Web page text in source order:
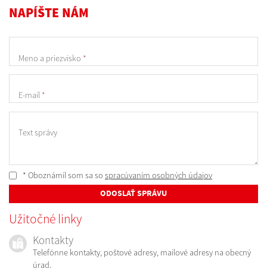
NAPÍŠTE NÁM
Meno a priezvisko *
E-mail *
Text správy
* Oboznámil som sa so spracúvaním osobných údajov
ODOSLAŤ SPRÁVU
Užitočné linky
Kontakty
Telefónne kontakty, poštové adresy, mailové adresy na obecný
úrad.